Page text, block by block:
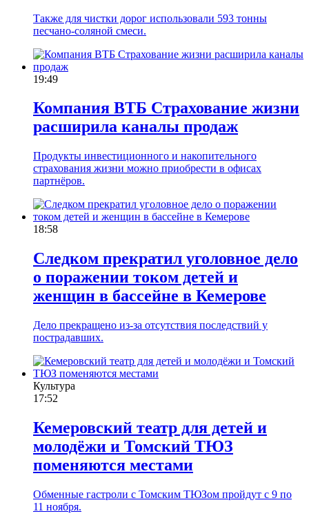
Также для чистки дорог использовали 593 тонны
песчано-соляной смеси.
19:49
Компания ВТБ Страхование жизни
расширила каналы продаж
Продукты инвестиционного и накопительного
страхования жизни можно приобрести в офисах
партнёров.
18:58
Следком прекратил уголовное дело
о поражении током детей и
женщин в бассейне в Кемерове
Дело прекращено из-за отсутствия последствий у
пострадавших.
Культура
17:52
Кемеровский театр для детей и
молодёжи и Томский ТЮЗ
поменяются местами
Обменные гастроли с Томским ТЮЗом пройдут с 9 по
11 ноября.